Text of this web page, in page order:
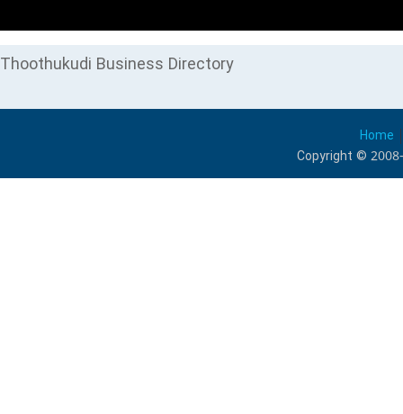
Thoothukudi Business Directory
Home
Copyright ©